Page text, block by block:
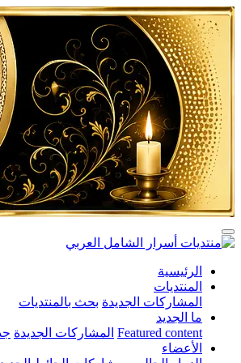
الرئيسية
المنتديات
المشاركات الجديدة بحث بالمنتديات
ما الجديد
Featured content المشاركات الجديدة
الأعضاء